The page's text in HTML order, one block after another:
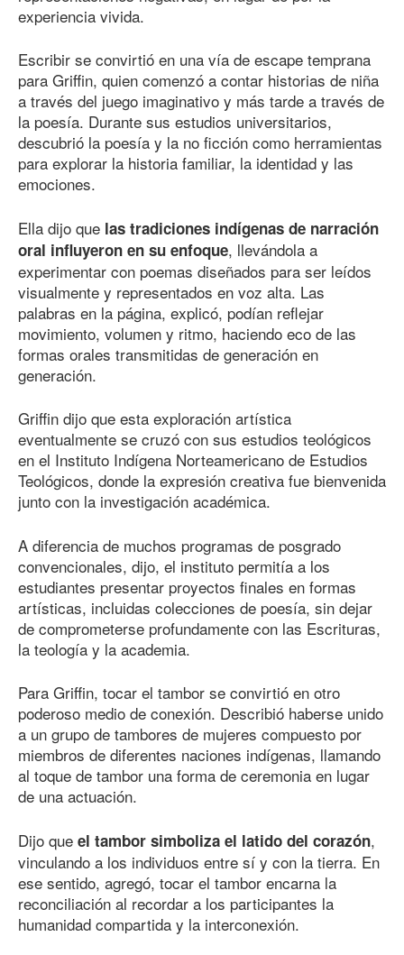
experiencia vivida.
Escribir se convirtió en una vía de escape temprana
para Griffin, quien comenzó a contar historias de niña
a través del juego imaginativo y más tarde a través de
la poesía. Durante sus estudios universitarios,
descubrió la poesía y la no ficción como herramientas
para explorar la historia familiar, la identidad y las
emociones.
Ella dijo que las tradiciones indígenas de narración
oral influyeron en su enfoque, llevándola a
experimentar con poemas diseñados para ser leídos
visualmente y representados en voz alta. Las
palabras en la página, explicó, podían reflejar
movimiento, volumen y ritmo, haciendo eco de las
formas orales transmitidas de generación en
generación.
Griffin dijo que esta exploración artística
eventualmente se cruzó con sus estudios teológicos
en el Instituto Indígena Norteamericano de Estudios
Teológicos, donde la expresión creativa fue bienvenida
junto con la investigación académica.
A diferencia de muchos programas de posgrado
convencionales, dijo, el instituto permitía a los
estudiantes presentar proyectos finales en formas
artísticas, incluidas colecciones de poesía, sin dejar
de comprometerse profundamente con las Escrituras,
la teología y la academia.
Para Griffin, tocar el tambor se convirtió en otro
poderoso medio de conexión. Describió haberse unido
a un grupo de tambores de mujeres compuesto por
miembros de diferentes naciones indígenas, llamando
al toque de tambor una forma de ceremonia en lugar
de una actuación.
Dijo que el tambor simboliza el latido del corazón,
vinculando a los individuos entre sí y con la tierra. En
ese sentido, agregó, tocar el tambor encarna la
reconciliación al recordar a los participantes la
humanidad compartida y la interconexión.